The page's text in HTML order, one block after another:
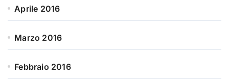
Aprile 2016
Marzo 2016
Febbraio 2016